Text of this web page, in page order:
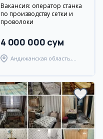
Вакансия: оператор станка
по производству сетки и
проволоки
4 000 000 сум
Андижанская область,